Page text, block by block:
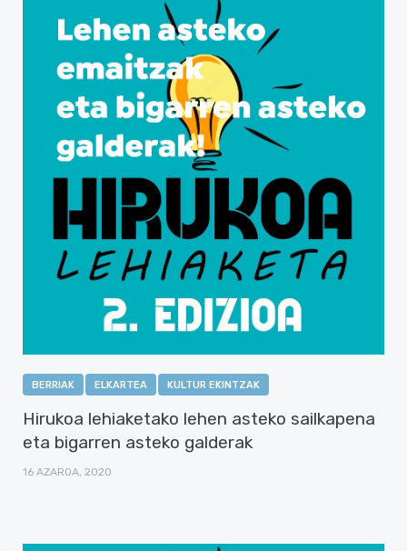
BERRIAK ELKARTEA KULTUR EKINTZAK
Hirukoa lehiaketako lehen asteko sailkapena
eta bigarren asteko galderak
16 AZAROA, 2020